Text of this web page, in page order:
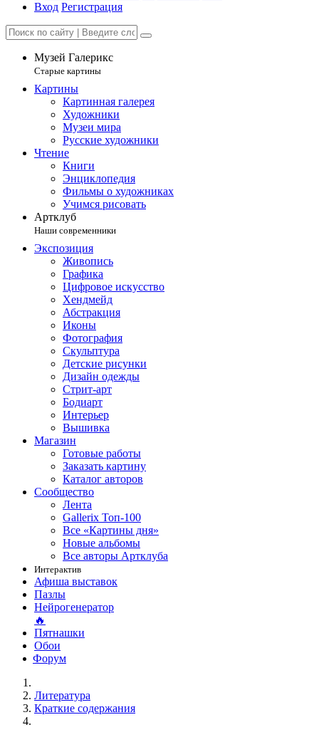
Вход Регистрация
Музей Галерикс
Старые картины
Картины
Картинная галерея
Художники
Музеи мира
Русские художники
Чтение
Книги
Энциклопедия
Фильмы о художниках
Учимся рисовать
Артклуб
Наши современники
Экспозиция
Живопись
Графика
Цифровое искусство
Хендмейд
Абстракция
Иконы
Фотография
Скульптура
Детские рисунки
Дизайн одежды
Стрит-арт
Бодиарт
Интерьер
Вышивка
Магазин
Готовые работы
Заказать картину
Каталог авторов
Сообщество
Лента
Gallerix Топ-100
Все «Картины дня»
Новые альбомы
Все авторы Артклуба
Интерактив
Афиша выставок
Пазлы
Нейрогенератор
🔥
Пятнашки
Обои
Форум
Литература
Краткие содержания